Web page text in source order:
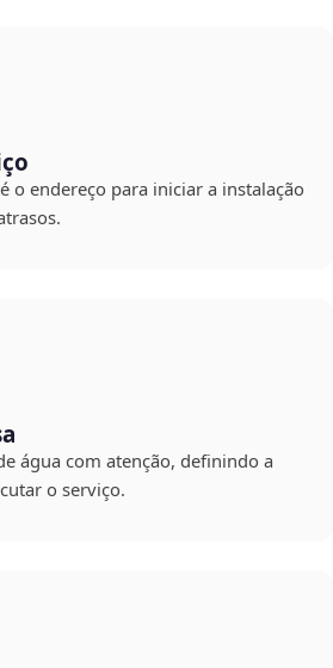
o endereço para iniciar a instalação
água com atenção, definindo a
o serviço.